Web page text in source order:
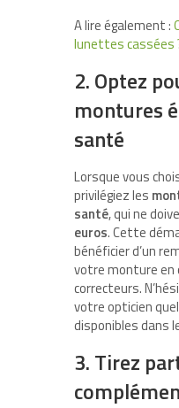
A lire également :
lunettes cassées
2. Optez
montures
santé
Lorsque vous
privilégiez les
santé, qui ne
euros. Cette
bénéficier d’un
votre monture en
correcteurs.
votre opticien
disponibles dans
3. Tirez